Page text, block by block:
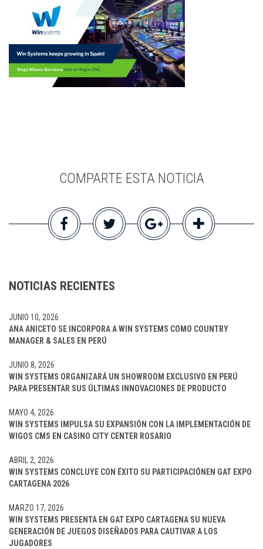
COMPARTE ESTA NOTICIA
NOTICIAS RECIENTES
ANA ANICETO SE INCORPORA A WIN SYSTEMS COMO COUNTRY
MANAGER & SALES EN PERÚ
JUNIO 10, 2026
WIN SYSTEMS ORGANIZARÁ UN SHOWROOM EXCLUSIVO EN PERÚ
PARA PRESENTAR SUS ÚLTIMAS INNOVACIONES DE PRODUCTO
JUNIO 8, 2026
WIN SYSTEMS IMPULSA SU EXPANSIÓN CON LA IMPLEMENTACIÓN DE
WIGOS CMS EN CASINO CITY CENTER ROSARIO
MAYO 4, 2026
WIN SYSTEMS CONCLUYE CON ÉXITO SU PARTICIPACIÓNEN GAT EXPO
CARTAGENA 2026
ABRIL 2, 2026
WIN SYSTEMS PRESENTA EN GAT EXPO CARTAGENA SU NUEVA
GENERACIÓN DE JUEGOS DISEÑADOS PARA CAUTIVAR A LOS
JUGADORES
MARZO 17, 2026